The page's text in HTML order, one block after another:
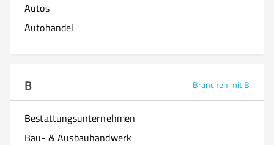
Autos
Autohandel
B Branchen mit B
Bestattungsunternehmen
Bau- & Ausbauhandwerk